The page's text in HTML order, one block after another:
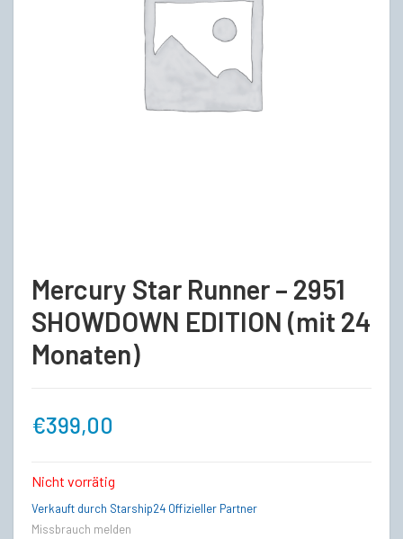
Mercury Star Runner – 2951
SHOWDOWN EDITION (mit 24
Monaten)
€399,00
Nicht vorrätig
Verkauft durch Starship24 Offizieller Partner
Missbrauch melden